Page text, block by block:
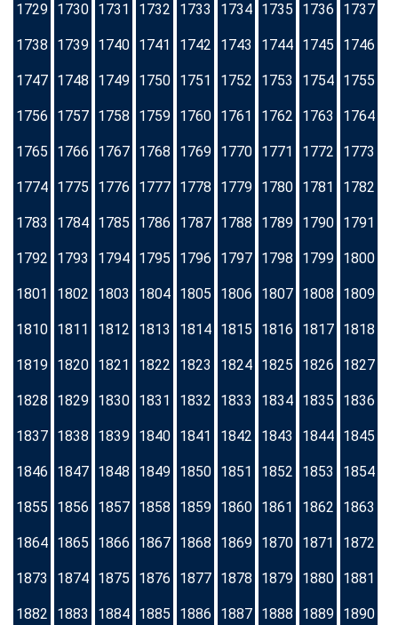
1729 1730 1731 1732 1733 1734 1735 1736 1737
1738 1739 1740 1741 1742 1743 1744 1745 1746
1747 1748 1749 1750 1751 1752 1753 1754 1755
1756 1757 1758 1759 1760 1761 1762 1763 1764
1765 1766 1767 1768 1769 1770 1771 1772 1773
1774 1775 1776 1777 1778 1779 1780 1781 1782
1783 1784 1785 1786 1787 1788 1789 1790 1791
1792 1793 1794 1795 1796 1797 1798 1799 1800
1801 1802 1803 1804 1805 1806 1807 1808 1809
1810 1811 1812 1813 1814 1815 1816 1817 1818
1819 1820 1821 1822 1823 1824 1825 1826 1827
1828 1829 1830 1831 1832 1833 1834 1835 1836
1837 1838 1839 1840 1841 1842 1843 1844 1845
1846 1847 1848 1849 1850 1851 1852 1853 1854
1855 1856 1857 1858 1859 1860 1861 1862 1863
1864 1865 1866 1867 1868 1869 1870 1871 1872
1873 1874 1875 1876 1877 1878 1879 1880 1881
1882 1883 1884 1885 1886 1887 1888 1889 1890